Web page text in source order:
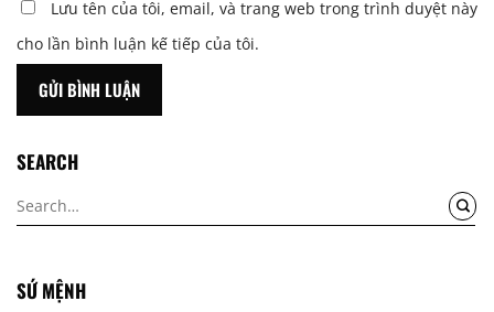
Lưu tên của tôi, email, và trang web trong trình duyệt này
cho lần bình luận kế tiếp của tôi.
SEARCH
SỨ MỆNH